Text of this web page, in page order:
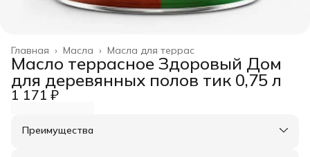
Масла для террас
Масла ›
Главная ›
Масло террасное Здоровый Дом
для деревянных полов тик 0,75 л
1 171 ₽
Преимущества
Оплата частями в Сплит